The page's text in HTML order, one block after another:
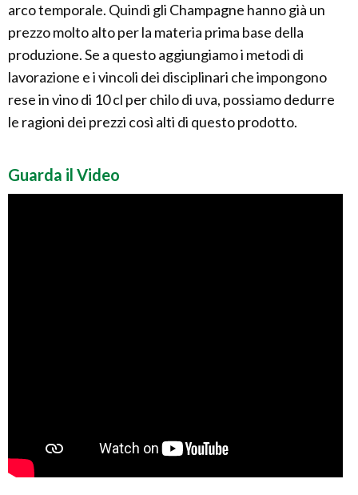
arco temporale. Quindi gli Champagne hanno già un
prezzo molto alto per la materia prima base della
produzione. Se a questo aggiungiamo i metodi di
lavorazione e i vincoli dei disciplinari che impongono
rese in vino di 10 cl per chilo di uva, possiamo dedurre
le ragioni dei prezzi così alti di questo prodotto.
Guarda il Video